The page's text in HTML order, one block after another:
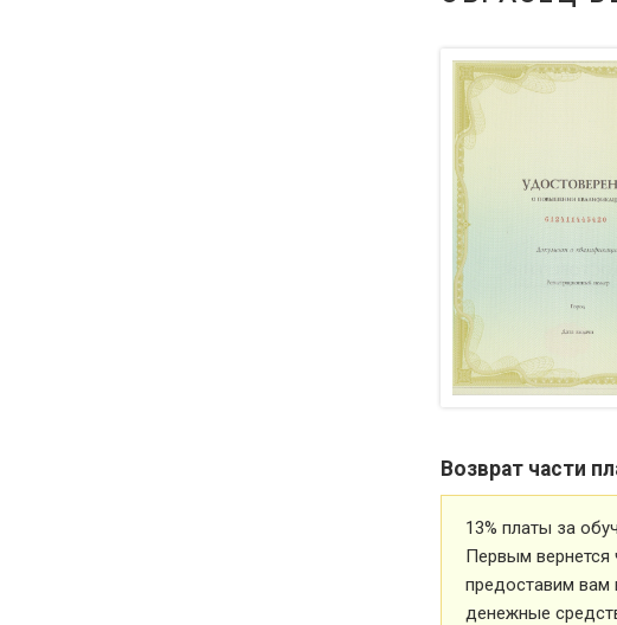
Возврат части
13% платы за
Первым
предоставим
денежные